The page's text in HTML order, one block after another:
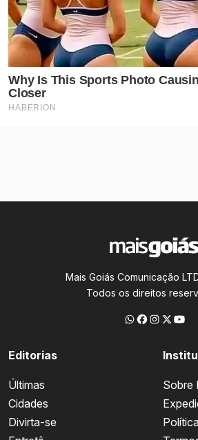
Mais Goiás Comunicação
Todos os direitos
Editorias
Últimas
Cidades
Divirta-se
Sobre